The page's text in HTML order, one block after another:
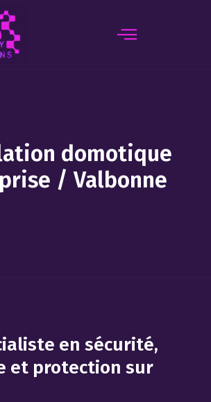
domotique
/ Valbonne
en sécurité,
et protection sur